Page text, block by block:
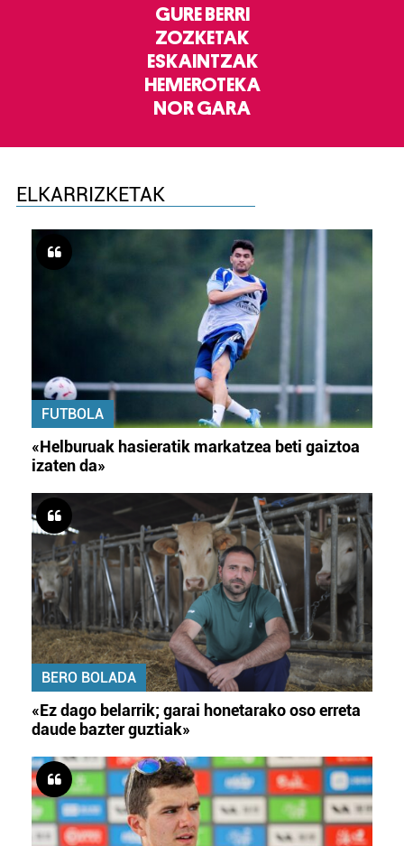
GURE BERRI
ZOZKETAK
ESKAINTZAK
HEMEROTEKA
NOR GARA
ELKARRIZKETAK
FUTBOLA
«Helburuak hasieratik markatzea beti gaiztoa
izaten da»
BERO BOLADA
«Ez dago belarrik; garai honetarako oso erreta
daude bazter guztiak»